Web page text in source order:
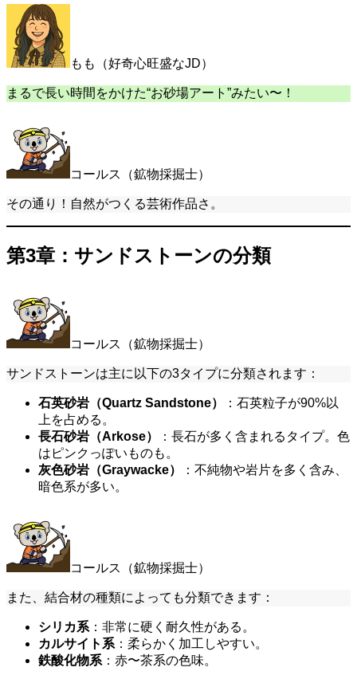
もも（好奇心旺盛なJD）
まるで長い時間をかけた“お砂場アート”みたい〜！
コールス（鉱物採掘士）
その通り！自然がつくる芸術作品さ。
第3章：サンドストーンの分類
コールス（鉱物採掘士）
サンドストーンは主に以下の3タイプに分類されます：
石英砂岩（Quartz Sandstone）
：石英粒子が90%以
上を占める。
長石砂岩（Arkose）
：長石が多く含まれるタイプ。色
はピンクっぽいものも。
灰色砂岩（Graywacke）
：不純物や岩片を多く含み、
暗色系が多い。
コールス（鉱物採掘士）
また、結合材の種類によっても分類できます：
シリカ系 ：非常に硬く耐久性がある。
カルサイト系 ：柔らかく加工しやすい。
鉄酸化物系 ：赤〜茶系の色味。